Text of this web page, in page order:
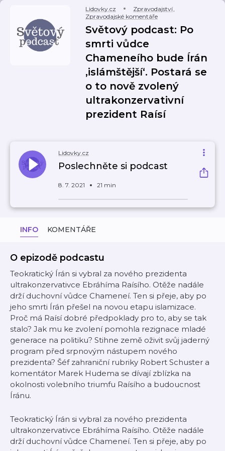
Lidovky.cz Zpravodajství,
Zpravodajské komentáře
Světový podcast: Po
smrti vůdce
Chameneího bude Írán
‚islámštější‘. Postará se
o to nově zvolený
ultrakonzervativní
prezident Raísí
Lidovky.cz
Poslechněte si podcast
8. 7. 2021 21 min
INFO KOMENTÁŘE
O epizodě podcastu
Teokratický Írán si vybral za nového prezidenta
ultrakonzervativce Ebráhíma Raísího. Otěže nadále
drží duchovní vůdce Chameneí. Ten si přeje, aby po
jeho smrti Írán přešel na novou etapu islamizace.
Proč má Raísí dobré předpoklady pro to, aby se tak
stalo? Jak mu ke zvolení pomohla rezignace mladé
generace na politiku? Stihne země oživit svůj jaderný
program před srpnovým nástupem nového
prezidenta? Šéf zahraniční rubriky Robert Schuster a
komentátor Marek Hudema se dívají zblízka na
okolnosti volebního triumfu Raísího a budoucnost
Íránu.
Teokratický Írán si vybral za nového prezidenta
ultrakonzervativce Ebráhíma Raísího. Otěže nadále
drží duchovní vůdce Chameneí. Ten si přeje, aby po